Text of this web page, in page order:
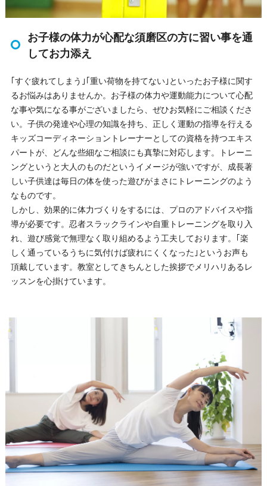
お子様の体力が心配な須磨区の方に習い事を通
してお力添え
｢すぐ疲れてしまう｣｢重い荷物を持てない｣といったお子様に関す
るお悩みはありませんか。お子様の体力や運動能力について心配
な事や気になる事がございましたら、ぜひお気軽にご相談くださ
い。子供の発達や心理の知識を持ち、正しく運動の指導を行える
キッズコーディネーショントレーナーとしての資格を持つエキス
パートが、どんな些細なご相談にも真摯に対応します。トレーニ
ングというと大人のものだというイメージが強いですが、成長著
しい子供達は毎日の体を使った遊びがまさにトレーニングのよう
なものです。
しかし、効果的に体力づくりをするには、プロのアドバイスや指
導が必要です。忍者スラックラインや自重トレーニングを取り入
れ、遊び感覚で無理なく取り組めるよう工夫しております。｢楽
しく通っているうちに気付けば疲れにくくなった｣というお声も
頂戴しています。教室としてきちんとした挨拶でメリハリあるレ
ッスンを心掛けています。